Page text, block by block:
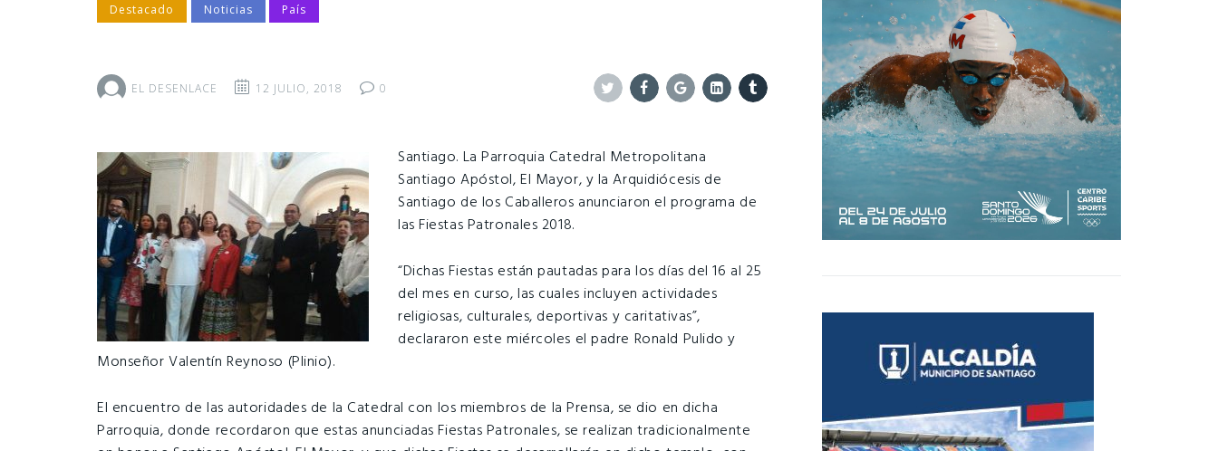
Destacado Noticias País
EL DESENLACE 12 JULIO, 2018
0
Santiago. La Parroquia Catedral Metropolitana
Santiago Apóstol, El Mayor, y la Arquidiócesis de
Santiago de los Caballeros anunciaron el programa de
las Fiestas Patronales 2018.
“Dichas Fiestas están pautadas para los días del 16 al 25
del mes en curso, las cuales incluyen actividades
religiosas, culturales, deportivas y caritativas”,
declararon este miércoles el padre Ronald Pulido y
Monseñor Valentín Reynoso (Plinio).
El encuentro de las autoridades de la Catedral con los miembros de la Prensa, se dio en dicha
Parroquia, donde recordaron que estas anunciadas Fiestas Patronales, se realizan tradicionalmente